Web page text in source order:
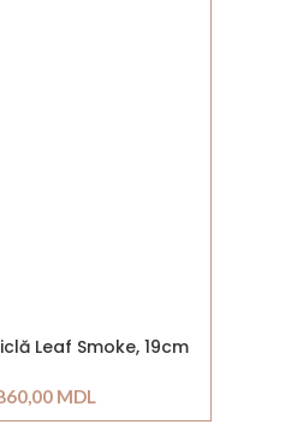
Leaf Smoke, 19cm
MDL